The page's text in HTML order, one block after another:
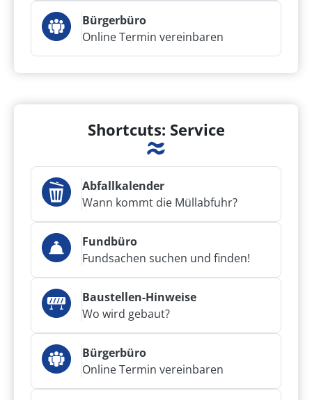
Bürgerbüro
Online Termin vereinbaren
Shortcuts: Service
Abfallkalender
Wann kommt die Müllabfuhr?
Fundbüro
Fundsachen suchen und finden!
Baustellen-Hinweise
Wo wird gebaut?
Bürgerbüro
Online Termin vereinbaren